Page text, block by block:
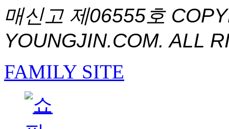
매신고 제06555호
YOUNGJIN.COM. ALL
FAMILY SITE